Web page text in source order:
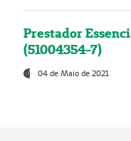
Prestador
(51004354-7)
04 de Maio de 2021